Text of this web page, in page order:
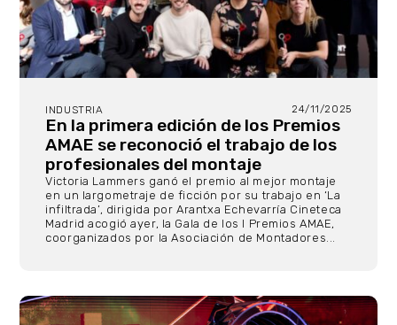
INDUSTRIA 24/11/2025
En la primera edición de los Premios
AMAE se reconoció el trabajo de los
profesionales del montaje
Victoria Lammers ganó el premio al mejor montaje
en un largometraje de ficción por su trabajo en ‘La
infiltrada’, dirigida por Arantxa Echevarría Cineteca
Madrid acogió ayer, la Gala de los I Premios AMAE,
coorganizados por la Asociación de Montadores...